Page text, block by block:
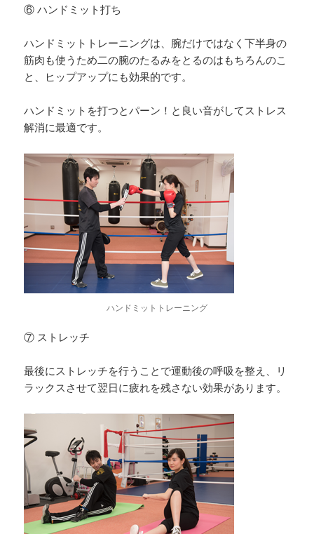
⑥ ハンドミット打ち
ハンドミットトレーニングは、腕だけではなく下半身の
筋肉も使うため二の腕のたるみをとるのはもちろんのこ
と、ヒップアップにも効果的です。
ハンドミットを打つとパーン！と良い音がしてストレス
解消に最適です。
ハンドミットトレーニング
⑦ ストレッチ
最後にストレッチを行うことで運動後の呼吸を整え、リ
ラックスさせて翌日に疲れを残さない効果があります。